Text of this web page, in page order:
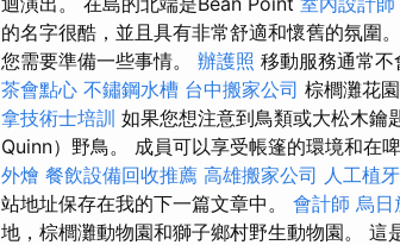
的名字很酷，並且具有非常舒適和懷舊的氛圍。
您需要準備一些事情。 辦護照 移動服務通常不
茶會點心 不鏽鋼水槽 台中搬家公司 棕櫚灘花
拿技術士培訓 如果您想注意到鳥類或大松木鑰
Quinn）野鳥。 成員可以享受帳篷的環境和在
外燴 餐飲設備回收推薦 高雄搬家公司 人工植牙
站地址保存在我的下一篇文章中。 會計師 烏日
地，棕櫚灘動物園和獅子鄉村野生動物園。 這